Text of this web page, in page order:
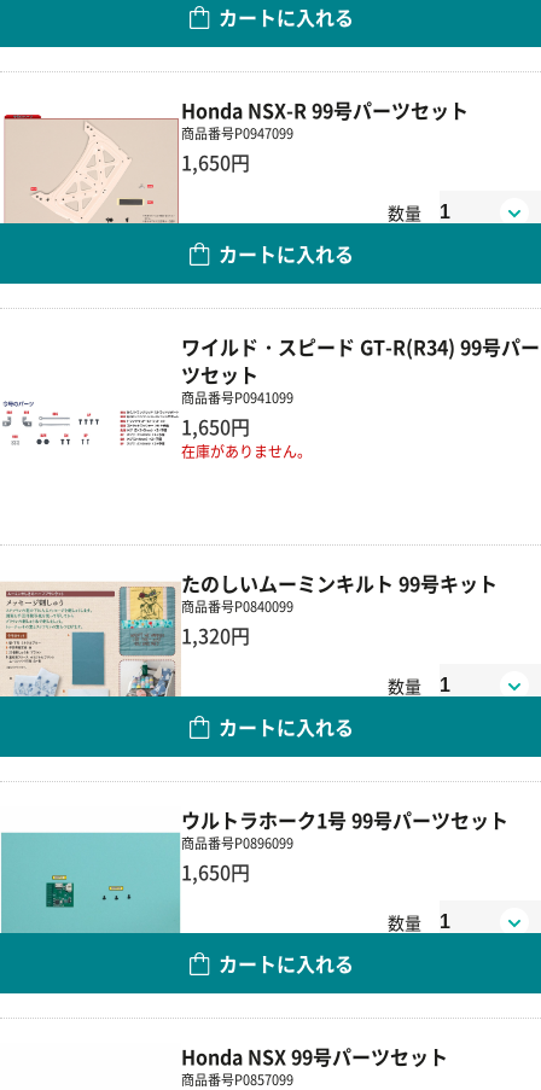
カートに入れる
Honda NSX-R 99号パーツセット
商品番号P0947099
1,650円
数量
カートに入れる
ワイルド・スピード GT-R(R34) 99号パー
ツセット
商品番号P0941099
1,650円
在庫がありません。
たのしいムーミンキルト 99号キット
商品番号P0840099
1,320円
数量
カートに入れる
ウルトラホーク1号 99号パーツセット
商品番号P0896099
1,650円
数量
カートに入れる
Honda NSX 99号パーツセット
商品番号P0857099